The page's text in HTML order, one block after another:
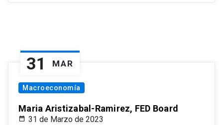
31 MAR
Macroeconomía
Maria Aristizabal-Ramirez, FED Board
31 de Marzo de 2023